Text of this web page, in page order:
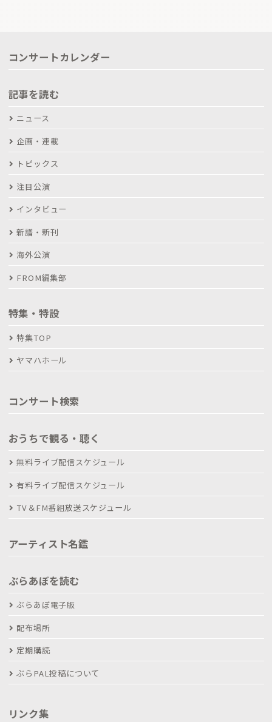
コンサートカレンダー
記事を読む
ニュース
企画・連載
トピックス
注目公演
インタビュー
新譜・新刊
海外公演
FROM編集部
特集・特設
特集TOP
ヤマハホール
コンサート検索
おうちで観る・聴く
無料ライブ配信スケジュール
有料ライブ配信スケジュール
TV＆FM番組放送スケジュール
アーティスト名鑑
ぶらあぼを読む
ぶらあぼ電子版
配布場所
定期購読
ぶらPAL投稿について
リンク集